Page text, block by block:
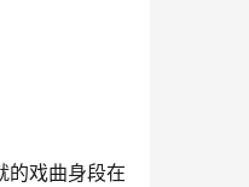
的戏曲身段在